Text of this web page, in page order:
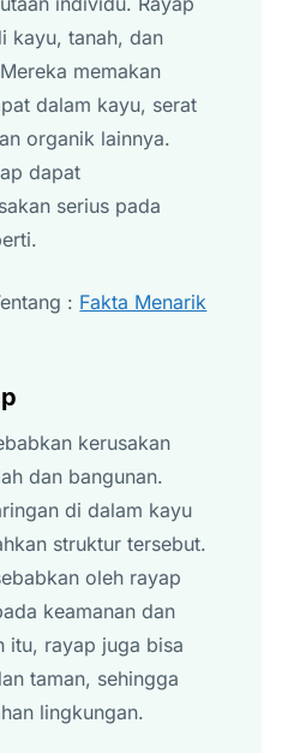
kayu, tanah, dan
memakan
dalam kayu, serat
organik lainnya.
dapat
serius pada
: Fakta Menarik
kerusakan
dan bangunan.
di dalam kayu
struktur tersebut.
oleh rayap
keamanan dan
itu, rayap juga bisa
taman, sehingga
lingkungan.